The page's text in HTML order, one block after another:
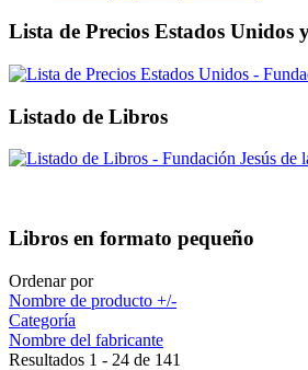
Lista de Precios Estados Unidos
Listado de Libros
Libros en formato pequeño
Ordenar por
Nombre de producto +/-
Categoría
Nombre del fabricante
Resultados 1 - 24 de 141